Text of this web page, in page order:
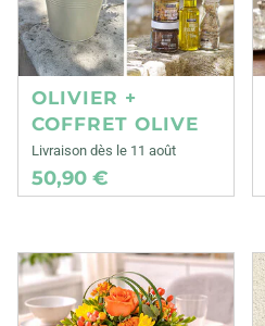
OLIVIER +
COFFRET OLIVE
Livraison dès le 11 août
50,90 €